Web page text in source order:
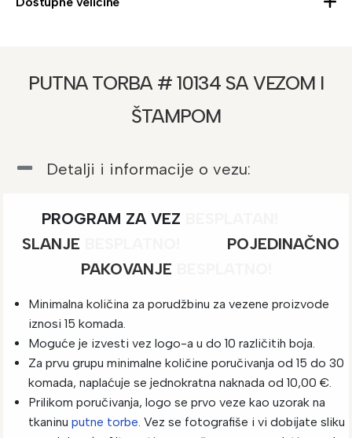
PUTNA TORBA # 10134 SA VEZOM I
ŠTAMPOM
Detalji i informacije o vezu:
PROGRAM ZA VEZ
SLANJE
POJEDINAČNO
PAKOVANJE
Minimalna količina za porudžbinu za vezene proizvode
iznosi 15 komada.
Moguće je izvesti vez logo-a u do 10 različitih boja.
Za prvu grupu minimalne količine poručivanja od 15 do 30
komada, naplaćuje se jednokratna naknada od 10,00 €.
Prilikom poručivanja, logo se prvo veze kao uzorak na
tkaninu putne torbe. Vez se fotografiše i vi dobijate sliku